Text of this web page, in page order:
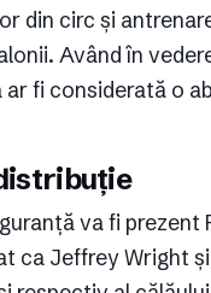
din circ și
Având în
fi considerată o
va fi prezent
ca Jeffrey Wright